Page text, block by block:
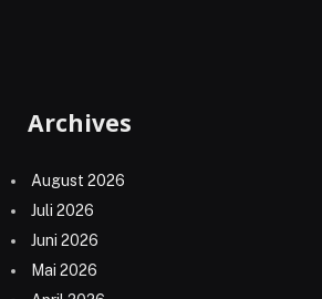
Archives
August 2026
Juli 2026
Juni 2026
Mai 2026